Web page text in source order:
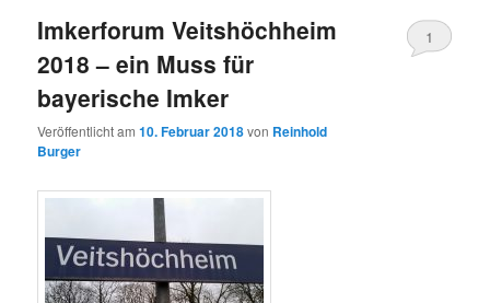
Imkerforum Veitshöchheim
2018 – ein Muss für
bayerische Imker
Veröffentlicht am10. Februar 2018von Reinhold
Burger
1